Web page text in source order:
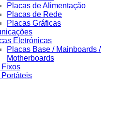
Placas de Alimentação
Placas de Rede
Placas Gráficas
Eletrónicas
Placas Base / Mainboards /
Motherboards
Fixos